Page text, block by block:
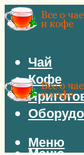
Чай
Кофе
Меню